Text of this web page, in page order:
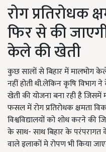
रोग प्रतिरोधक
फिर से की
केले की खेती
कुछ सालों से बिहार में मालभोग
नहीं होती थी.लेकिन कृषि विभाग
खेती की योजना बना रही है
फसल में रोग प्रतिरोधक क्षमता
विश्वविद्यालयों को शोध करने की
के साथ- साथ बिहार के
वाले इलाकों मे रोपण भी किया